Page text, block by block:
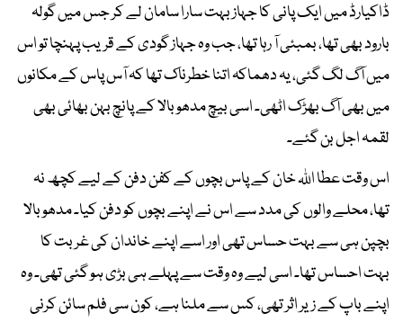
ڈاکیارڈ میں ایک پانی کا جہاز بہت سارا سامان لے کر جس میں گولہ
بارود بھی تھا، بمبئی آ رہا تھا، جب وہ جہاز گودی کے قریب پہنچا تو اس
میں آگ لگ گئی، یہ دھماکہ اتنا خطرناک تھا کہ آس پاس کے مکانوں
میں بھی آگ بھڑک اٹھی۔ اسی بیچ مدھو بالا کے پانچ بہن بھائی بھی
لقمہ اجل بن گئے۔
اس وقت عطا اللہ خان کے پاس بچوں کے کفن دفن کے لیے کچھ نہ
تھا، محلے والوں کی مدد سے اس نے اپنے بچوں کو دفن کیا۔ مدھو بالا
بچپن ہی سے بہت حساس تھی اور اسے اپنے خاندان کی غربت کا
بہت احساس تھا۔ اسی لیے وہ وقت سے پہلے ہی بڑی ہو گئی تھی۔ وہ
اپنے باپ کے زیر اثر تھی، کس سے ملنا ہے، کون سی فلم سائن کرنی